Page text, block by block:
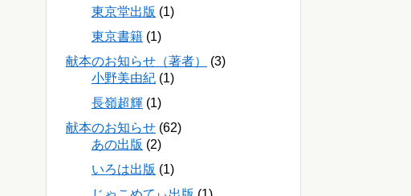
東京堂出版 (1)
東京書籍 (1)
献本のお知らせ（著者）
(3)
小野美由紀 (1)
長嶺超輝 (1)
献本のお知らせ (62)
あの出版 (2)
いろは出版 (1)